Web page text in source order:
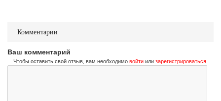
Комментарии
Ваш комментарий
Чтобы оставить свой отзыв, вам необходимо войти или зарегистрироваться